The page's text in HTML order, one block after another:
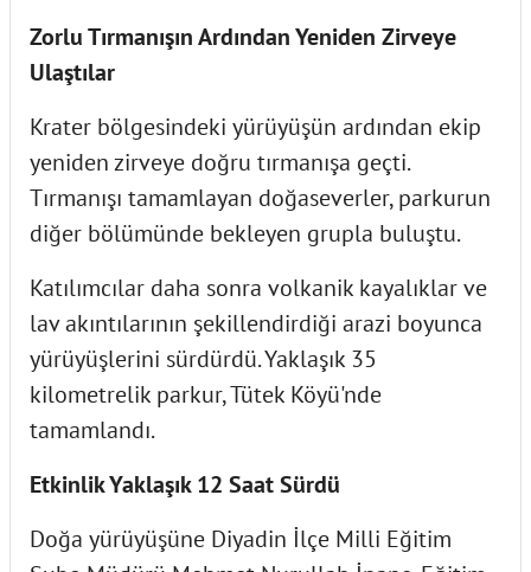
Zorlu Tırmanışın Ardından Yeniden Zirveye
Ulaştılar
Krater bölgesindeki yürüyüşün ardından ekip
yeniden zirveye doğru tırmanışa geçti.
Tırmanışı tamamlayan doğaseverler, parkurun
diğer bölümünde bekleyen grupla buluştu.
Katılımcılar daha sonra volkanik kayalıklar ve
lav akıntılarının şekillendirdiği arazi boyunca
yürüyüşlerini sürdürdü. Yaklaşık 35
kilometrelik parkur, Tütek Köyü'nde
tamamlandı.
Etkinlik Yaklaşık 12 Saat Sürdü
Doğa yürüyüşüne Diyadin İlçe Milli Eğitim